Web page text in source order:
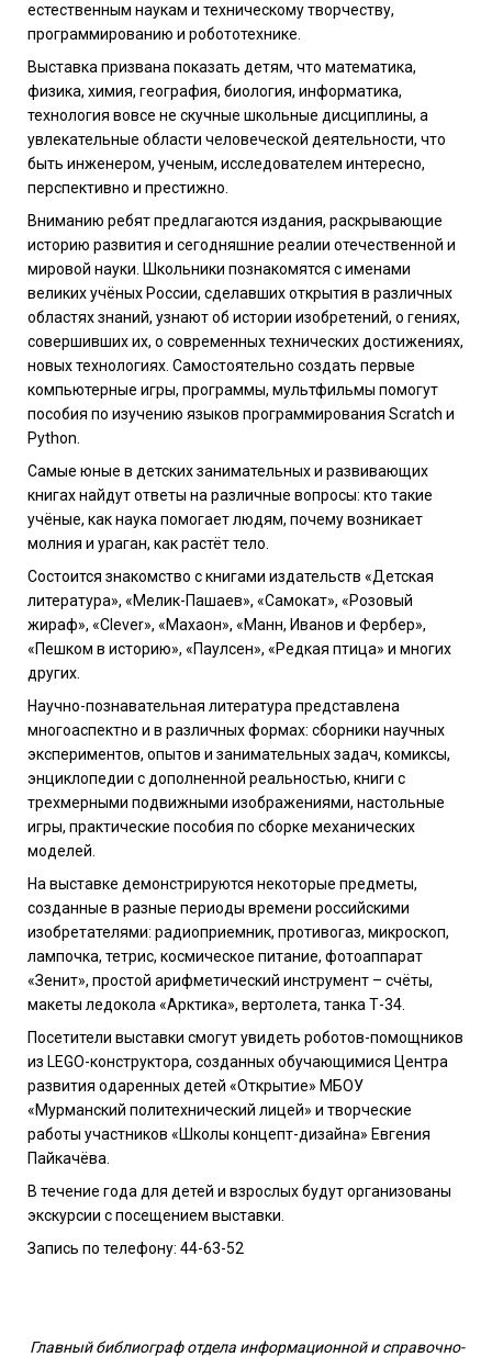
естественным наукам и техническому творчеству,
программированию и робототехнике.
Выставка призвана показать детям, что математика,
физика, химия, география, биология, информатика,
технология вовсе не скучные школьные дисциплины, а
увлекательные области человеческой деятельности, что
быть инженером, ученым, исследователем интересно,
перспективно и престижно.
Вниманию ребят предлагаются издания, раскрывающие
историю развития и сегодняшние реалии отечественной и
мировой науки. Школьники познакомятся с именами
великих учёных России, сделавших открытия в различных
областях знаний, узнают об истории изобретений, о гениях,
совершивших их, о современных технических достижениях,
новых технологиях. Самостоятельно создать первые
компьютерные игры, программы, мультфильмы помогут
пособия по изучению языков программирования Scratch и
Python.
Самые юные в детских занимательных и развивающих
книгах найдут ответы на различные вопросы: кто такие
учёные, как наука помогает людям, почему возникает
молния и ураган, как растёт тело.
Состоится знакомство с книгами издательств «Детская
литература», «Мелик-Пашаев», «Самокат», «Розовый
жираф», «Clever», «Махаон», «Манн, Иванов и Фербер»,
«Пешком в историю», «Паулсен», «Редкая птица» и многих
других.
Научно-познавательная литература представлена
многоаспектно и в различных формах: сборники научных
экспериментов, опытов и занимательных задач, комиксы,
энциклопедии с дополненной реальностью, книги с
трехмерными подвижными изображениями, настольные
игры, практические пособия по сборке механических
моделей.
На выставке демонстрируются некоторые предметы,
созданные в разные периоды времени российскими
изобретателями: радиоприемник, противогаз, микроскоп,
лампочка, тетрис, космическое питание, фотоаппарат
«Зенит», простой арифметический инструмент – счёты,
макеты ледокола «Арктика», вертолета, танка Т-34.
Посетители выставки смогут увидеть роботов-помощников
из LEGO-конструктора, созданных обучающимися Центра
развития одаренных детей «Открытие» МБОУ
«Мурманский политехнический лицей» и творческие
работы участников «Школы концепт-дизайна» Евгения
Пайкачёва.
В течение года для детей и взрослых будут организованы
экскурсии с посещением выставки.
Запись по телефону: 44-63-52
Главный библиограф отдела информационной и справочно-